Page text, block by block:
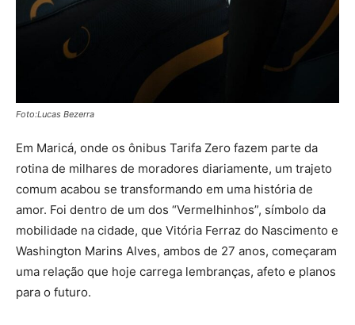
Foto:Lucas Bezerra
Em Maricá, onde os ônibus Tarifa Zero fazem parte da
rotina de milhares de moradores diariamente, um trajeto
comum acabou se transformando em uma história de
amor. Foi dentro de um dos “Vermelhinhos”, símbolo da
mobilidade na cidade, que Vitória Ferraz do Nascimento e
Washington Marins Alves, ambos de 27 anos, começaram
uma relação que hoje carrega lembranças, afeto e planos
para o futuro.